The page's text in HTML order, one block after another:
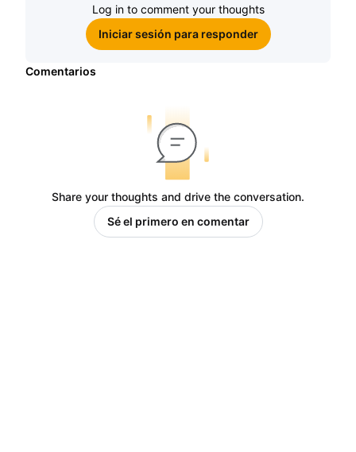
Log in to comment your thoughts
Iniciar sesión para responder
Comentarios
Share your thoughts and drive the conversation.
Sé el primero en comentar